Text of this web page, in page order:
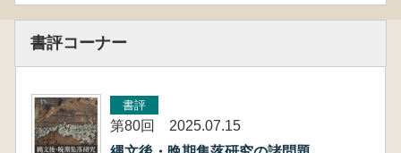
書評コーナー
書評
第80回 2025.07.15